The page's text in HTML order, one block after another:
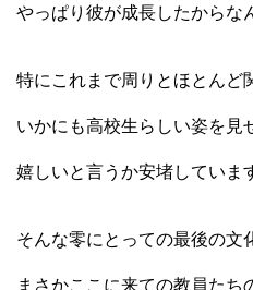
やっぱり彼が成長したからな
特にこれまで周りとほとんど
いかにも高校生らしい姿を見
嬉しいと言うか安堵していま
そんな零にとっての最後の文
まさかここに来ての教員たち